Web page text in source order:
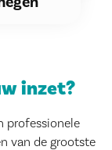
inzet?
professionele
van de grootste